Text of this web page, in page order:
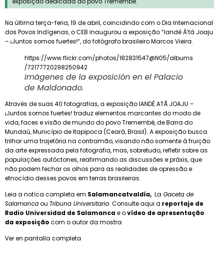
Na última terça-feria, 19 de abril, coincidindo com o Dia Internacional
dos Povos Indígenas, o CEB inaugurou a exposição “Iandê Á’tá Joaju
– ¡Juntos somos fuertes!“, do fotógrafo brasileiro Marcos Vieira.
https://www.flickr.com/photos/182831547@N05/albums
/72177720298250942
Imágenes de la exposición en el Palacio
de Maldonado.
Através de suas 40 fotografias, a exposição IANDÉ ATÃ JOAJU –
¡Juntos somos fuertes! traduz elementos marcantes do modo de
vida, faces e visão de mundo do povo Tremembé, de Barra do
Mundaú, Município de Itapipoca (Ceará, Brasil). A exposição busca
trilhar uma trajetória na contramão, visando não somente à fruição
da arte expressada pela fotografia, mas, sobretudo, refletir sobre as
populações autóctones, reafirmando as discussões e práxis, que
não podem fechar os olhos para as realidades de opressão e
etnocídio desses povos em terras brasileiras.
Leia a notíca completa em Salamancatvaldía, La Gaceta de
Salamancaou Tribuna Universitaria. Consulte aqui a reportaje de
Radio Universidad de Salamancae ovídeo de apresentação
da exposição com o autor da mostra.
Ver en pantalla completa